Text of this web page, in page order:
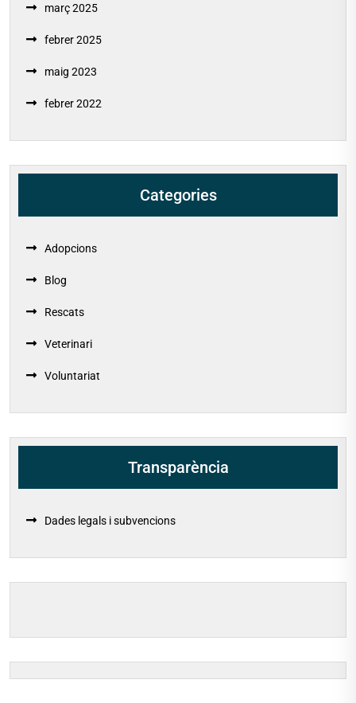
març 2025
febrer 2025
maig 2023
febrer 2022
Categories
Adopcions
Blog
Rescats
Veterinari
Voluntariat
Transparència
Dades legals i subvencions